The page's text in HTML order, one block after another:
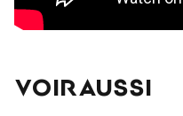
VOIR AUSSI